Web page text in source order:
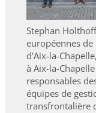
Stephan
européennes
d'Aix-la-
à Aix-la-
responsables
équipes de
transfrontalière